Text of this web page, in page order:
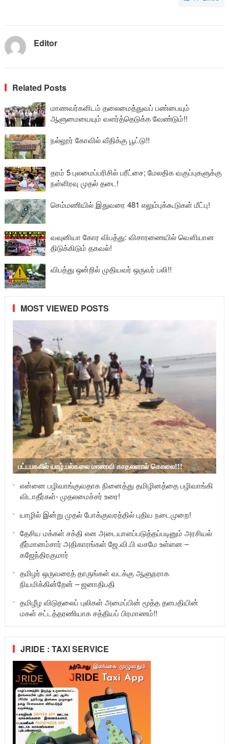
Editor
Related Posts
மாணவர்களிடம் தலைமைத்துவப் பண்பையும்
ஆளுமையையும் வளர்த்தெடுக்க வேண்டும்!!
நல்லூர் கோவில் வீதிக்கு பூட்டு!!
தரம் 5 புலமைப்பரிசில் பரீட்சை; மேலதிக வகுப்புகளுக்கு
நள்ளிரவு முதல் தடை!
செம்மணியில் இதுவரை 481 எலும்புக்கூடுகள் மீட்பு!
வவுனியா கோர விபத்து: விசாரணையில் வௌியான
திடுக்கிடும் தகவல்!
விபத்து ஒன்றில் முதியவர் ஒருவர் பலி!!
MOST VIEWED POSTS
பட்டபகலில் யாழ்.பல்கலை மாணவி காதலனால் கொலை!!!
என்னை பழிவாங்குவதாக நினைத்து தமிழினத்தை பழிவாங்கி
விடாதீர்கள்- முதலமைச்சர் உரை!
யாழில் இன்று முதல் போக்குவரத்தில் புதிய நடைமுறை!
தேசிய மக்கள் சக்தி என அடையாளப்படுத்தப்படினும் அரசியல்
தீர்மானம்சார் அதிகாரங்கள் ஜே.வி.பி வசமே உள்ளன –
கஜேந்திரகுமார்
தமிழர் ஒருவரைத் தாருங்கள் வடக்கு ஆளுநராக
நியமிக்கின்றேன் – ஜனாதிபதி
தமிழீழ விடுதலைப் புலிகள் அமைப்பின் மூத்த தளபதியின்
மகள் சட்டத்தரணியாக சத்தியப் பிரமாணம்!!
JRIDE : TAXI SERVICE